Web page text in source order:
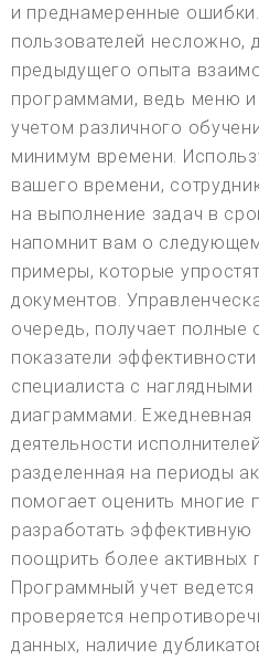
и преднамеренные
пользователей несложно,
предыдущего опыта
программами, ведь меню
учетом различного
минимум времени.
вашего времени,
на выполнение задач в
напомнит вам о
примеры, которые
документов.
очередь, получает
показатели
специалиста с
диаграммами. Ежедневная
деятельности
разделенная на периоды
помогает оценить многие
разработать эффективную
поощрить более активных
Программный учет
проверяется
данных, наличие